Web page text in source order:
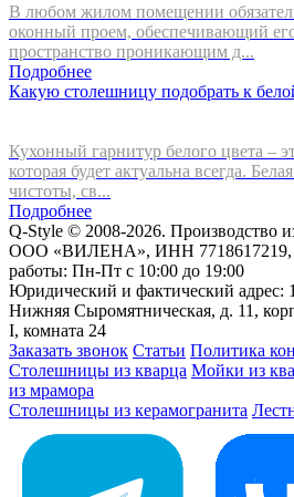
В любом жилом помещении
оконный проем, обеспечивающий
пространство проникающим д...
Подробнее
Какую столешницу подобрать к
Кухонный гарнитур белого цвета –
которая будет актуальна всегда.
чистоты, св...
Подробнее
Q-Style © 2008-2026. Производство
ООО «ВИЛЕНА», ИНН 7718617219,
работы: Пн-Пт с 10:00 до 19:00
Юридический и фактический адрес:
Нижняя Сыромятническая, д. 11,
I, комната 24
Заказать звонок Статьи Политика
Столешницы из кварца Мойки из
из мрамора
Столешницы из керамогранита